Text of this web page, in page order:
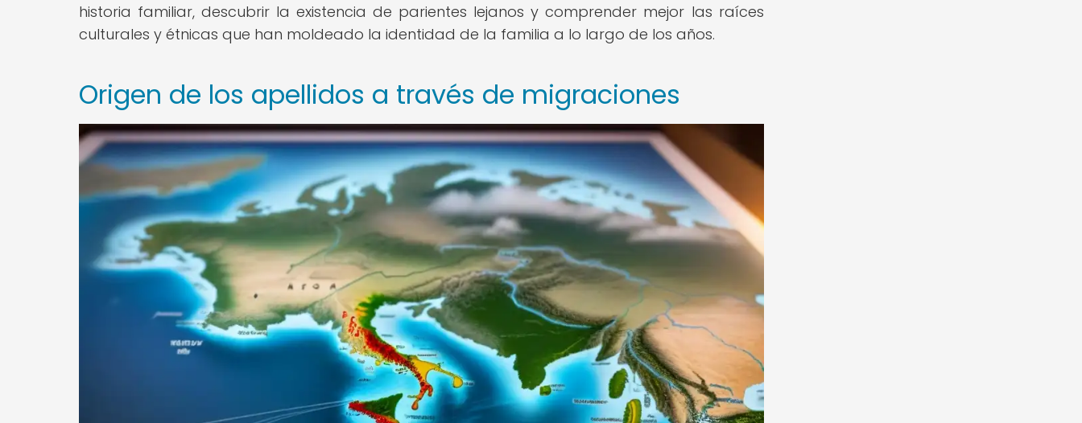
historia familiar, descubrir la existencia de parientes lejanos y comprender mejor las raíces
culturales y étnicas que han moldeado la identidad de la familia a lo largo de los años.
Origen de los apellidos a través de migraciones